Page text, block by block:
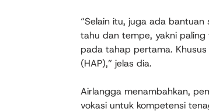
“Selain itu, juga ada
tahu dan tempe, yakni
pada tahap pertama.
(HAP),” jelas dia.
Airlangga menambahkan,
vokasi untuk kompetensi